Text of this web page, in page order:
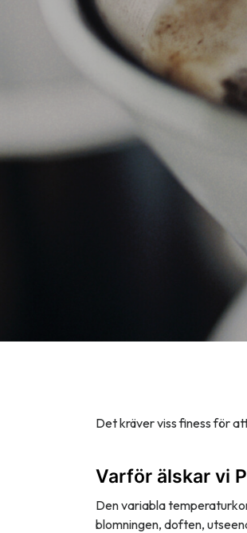
Det kräver viss finess för
Varför älskar vi
Den variabla
blomningen, doften,